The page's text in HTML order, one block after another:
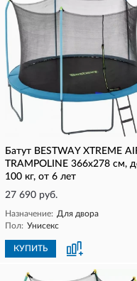
Батут BESTWAY XTREME
TRAMPOLINE 366х278 см,
100 кг, от 6 лет
27 690 руб.
Назначение: Для двора
Пол: Унисекс
КУПИТЬ